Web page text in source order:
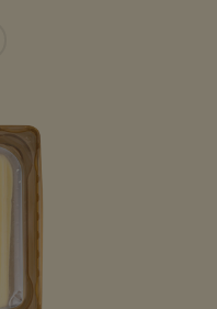
DANBO 45+ 430